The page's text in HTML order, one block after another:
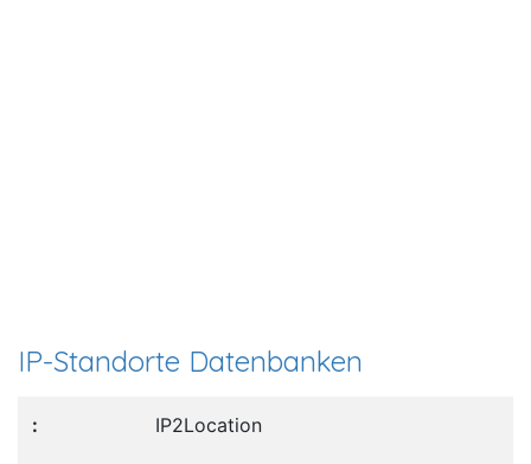
IP-Standorte Datenbanken
IP2Location